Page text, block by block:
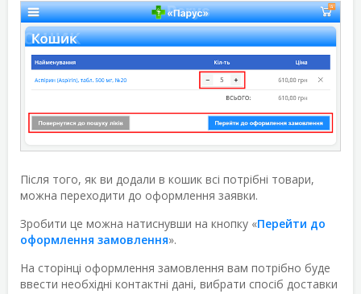
Після того, як ви додали в кошик всі потрібні товари,
можна переходити до оформлення заявки.
Зробити це можна натиснувши на кнопку «Перейти до
оформлення замовлення».
На сторінці оформлення замовлення вам потрібно буде
ввести необхідні контактні дані, вибрати спосіб доставки